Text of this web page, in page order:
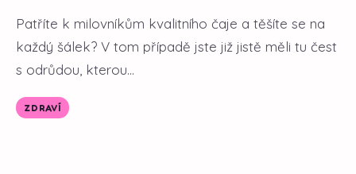
Patříte k milovníkům kvalitního čaje a těšíte se na
každý šálek? V tom případě jste již jistě měli tu čest
s odrůdou, kterou...
ZDRAVÍ